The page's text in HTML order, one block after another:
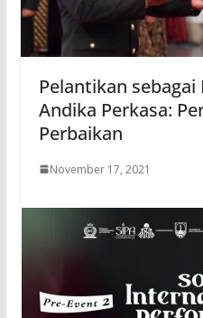
Pelantikan sebagai
Andika Perkasa:
Perbaikan
November 17, 2021